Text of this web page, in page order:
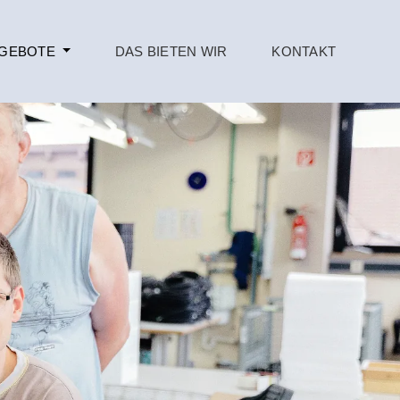
DAS BIETEN WIR KONTAKT